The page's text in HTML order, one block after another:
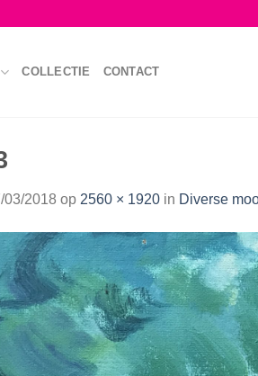
COLLECTIE CONTACT
03/2018 op 2560 × 1920 in Diverse